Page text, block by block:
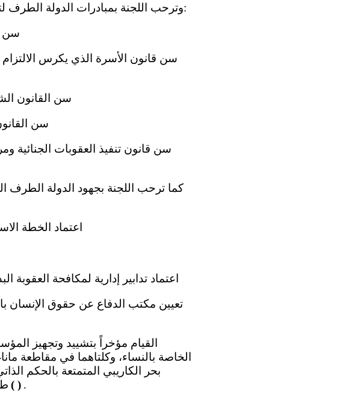
4 - وترحب اللجنة بمبادرات الدولة الطرف لتنقيح تشريعاتها في مجالات ذات صلة بالاتفاقية، ومنها ما يلي:
(أ) سن
(ج) سن القانون
(د) سن القانون
(أ) اعتماد الخطة
(ج) اعتماد تدابير إدارية لمكافحة العقوبة
الخاصة بالنساء، وكلتاهما في مقاطعة
( ) .